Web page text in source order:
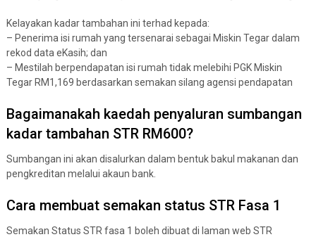
Kelayakan kadar tambahan ini terhad kepada:
– Penerima isi rumah yang tersenarai sebagai Miskin Tegar dalam
rekod data eKasih; dan
– Mestilah berpendapatan isi rumah tidak melebihi PGK Miskin
Tegar RM1,169 berdasarkan semakan silang agensi pendapatan
Bagaimanakah kaedah penyaluran sumbangan
kadar tambahan STR RM600?
Sumbangan ini akan disalurkan dalam bentuk bakul makanan dan
pengkreditan melalui akaun bank.
Cara membuat semakan status STR Fasa 1
Semakan Status STR fasa 1 boleh dibuat di laman web STR